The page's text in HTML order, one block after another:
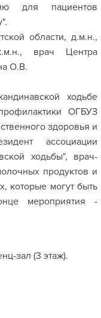
для пациентов
области, д.м.н.,
врач Центра
О.В.
ходьбе
ОГБУЗ
здоровья и
ассоциации
ходьбы", врач-
продуктов и
которые могут быть
мероприятия -
зал (3 этаж).